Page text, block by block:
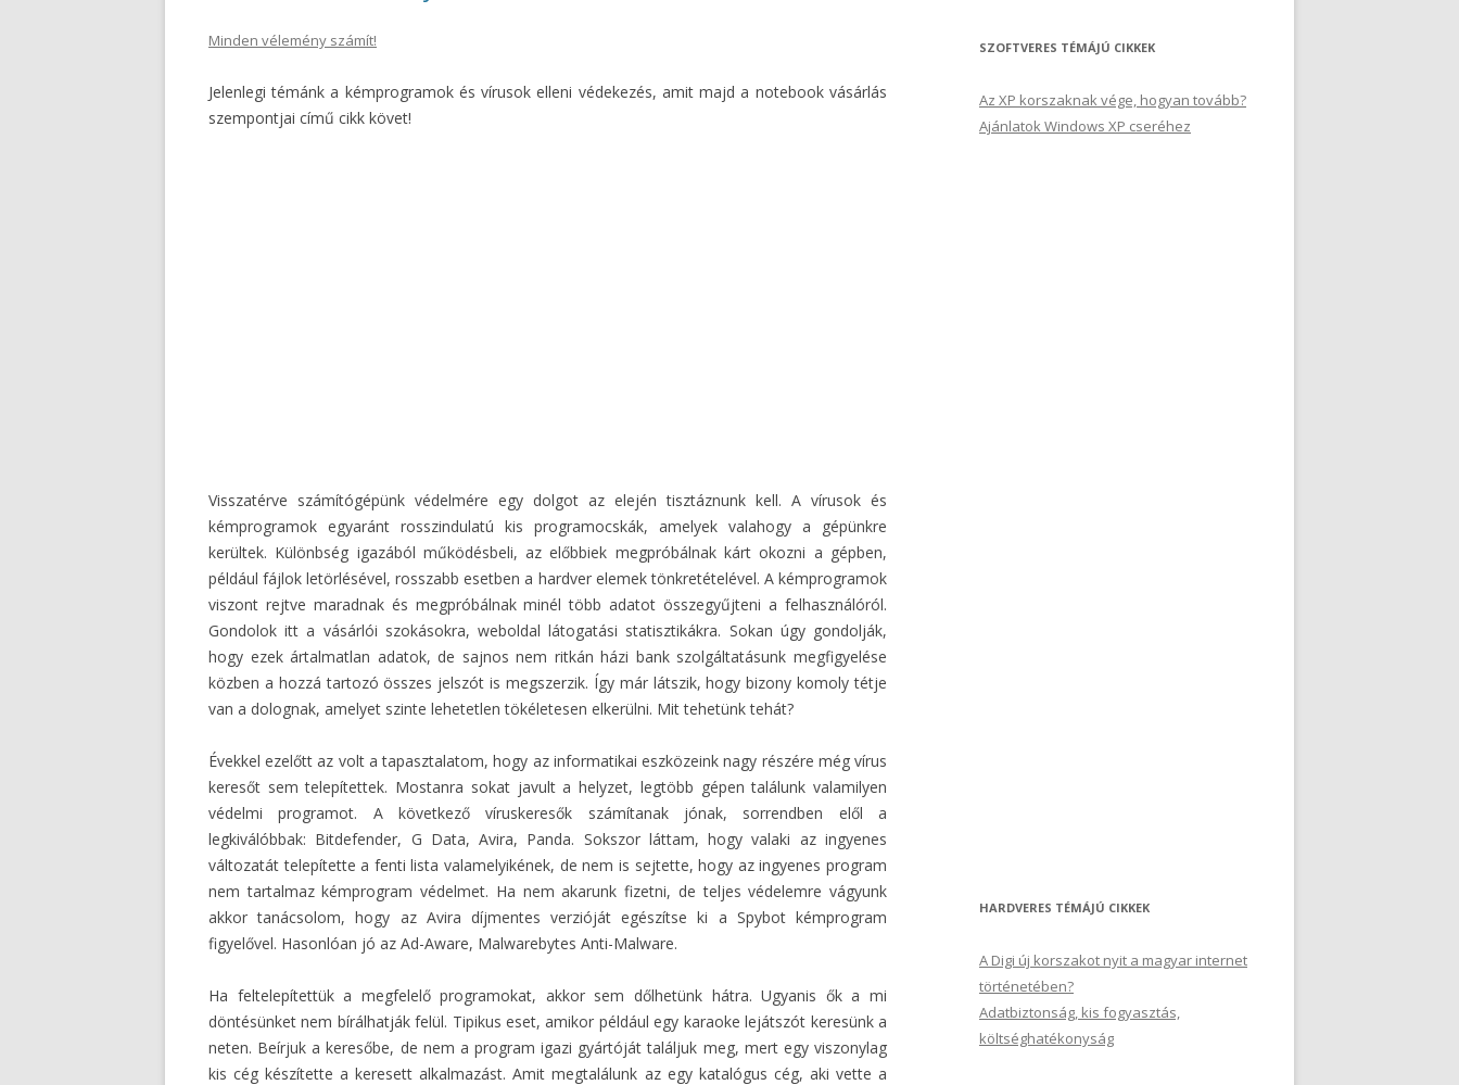
Minden vélemény számít!
Jelenlegi témánk a kémprogramok és vírusok elleni védekezés, amit majd a notebook vásárlás
szempontjai című cikk követ!
Visszatérve számítógépünk védelmére egy dolgot az elején tisztáznunk kell. A vírusok és
kémprogramok egyaránt rosszindulatú kis programocskák, amelyek valahogy a gépünkre
kerültek. Különbség igazából működésbeli, az előbbiek megpróbálnak kárt okozni a gépben,
például fájlok letörlésével, rosszabb esetben a hardver elemek tönkretételével. A kémprogramok
viszont rejtve maradnak és megpróbálnak minél több adatot összegyűjteni a felhasználóról.
Gondolok itt a vásárlói szokásokra, weboldal látogatási statisztikákra. Sokan úgy gondolják,
hogy ezek ártalmatlan adatok, de sajnos nem ritkán házi bank szolgáltatásunk megfigyelése
közben a hozzá tartozó összes jelszót is megszerzik. Így már látszik, hogy bizony komoly tétje
van a dolognak, amelyet szinte lehetetlen tökéletesen elkerülni. Mit tehetünk tehát?
Évekkel ezelőtt az volt a tapasztalatom, hogy az informatikai eszközeink nagy részére még vírus
keresőt sem telepítettek. Mostanra sokat javult a helyzet, legtöbb gépen találunk valamilyen
védelmi programot. A következő víruskeresők számítanak jónak, sorrendben elől a
legkiválóbbak: Bitdefender, G Data, Avira, Panda. Sokszor láttam, hogy valaki az ingyenes
változatát telepítette a fenti lista valamelyikének, de nem is sejtette, hogy az ingyenes program
nem tartalmaz kémprogram védelmet. Ha nem akarunk fizetni, de teljes védelemre vágyunk
akkor tanácsolom, hogy az Avira díjmentes verzióját egészítse ki a Spybot kémprogram
figyelővel. Hasonlóan jó az Ad-Aware, Malwarebytes Anti-Malware.
Ha feltelepítettük a megfelelő programokat, akkor sem dőlhetünk hátra. Ugyanis ők a mi
döntésünket nem bírálhatják felül. Tipikus eset, amikor például egy karaoke lejátszót keresünk a
neten. Beírjuk a keresőbe, de nem a program igazi gyártóját találjuk meg, mert egy viszonylag
kis cég készítette a keresett alkalmazást. Amit megtalálunk az egy katalógus cég, aki vette a
s
SZOFTVERES TÉMÁJÚ CIKKEK
Az XP korszaknak vége, hogyan tovább?
Ajánlatok Windows XP cseréhez
HARDVERES TÉMÁJÚ CIKKEK
A Digi új korszakot nyit a magyar internet
történetében?
Adatbiztonság, kis fogyasztás,
költséghatékonyság